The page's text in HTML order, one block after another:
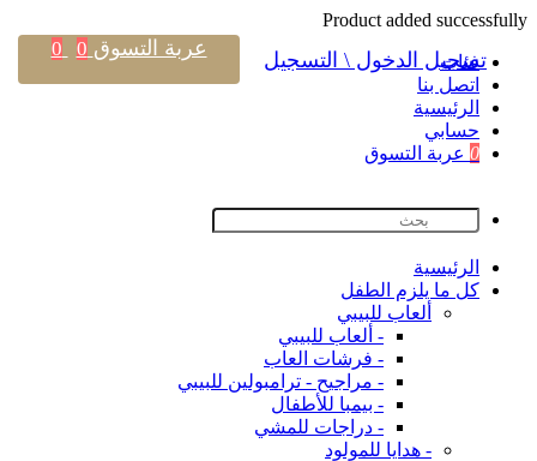
Product added successfully
فئات
اتصل بنا
اﻟﺮﺋﻴﺴﻴﺔ
حسابي
0 عربة التسوق
اﻟﺮﺋﻴﺴﻴﺔ
كل ما يلزم الطفل
ألعاب للبيبي
- ألعاب للبيبي
- فرشات العاب
- مراجيح - ترامبولين للبيبي
- بيمبا للأطفال
- دراجات للمشي
- هدايا للمولود
تسجيل الدخول \ التسجيل عربة التسوق 0
0